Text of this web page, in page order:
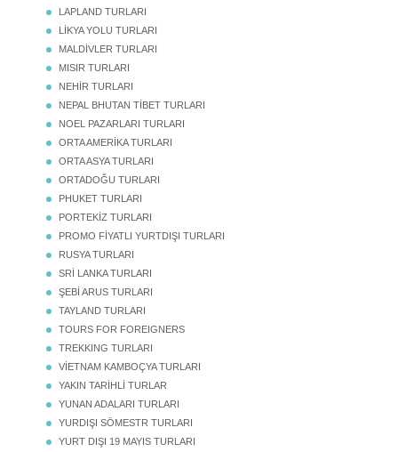
LAPLAND TURLARI
LİKYA YOLU TURLARI
MALDİVLER TURLARI
MISIR TURLARI
NEHİR TURLARI
NEPAL BHUTAN TİBET TURLARI
NOEL PAZARLARI TURLARI
ORTA AMERİKA TURLARI
ORTA ASYA TURLARI
ORTADOĞU TURLARI
PHUKET TURLARI
PORTEKİZ TURLARI
PROMO FİYATLI YURTDIŞI TURLARI
RUSYA TURLARI
SRİ LANKA TURLARI
ŞEBİ ARUS TURLARI
TAYLAND TURLARI
TOURS FOR FOREIGNERS
TREKKING TURLARI
VİETNAM KAMBOÇYA TURLARI
YAKIN TARİHLİ TURLAR
YUNAN ADALARI TURLARI
YURDIŞI SÖMESTR TURLARI
YURT DIŞI 19 MAYIS TURLARI